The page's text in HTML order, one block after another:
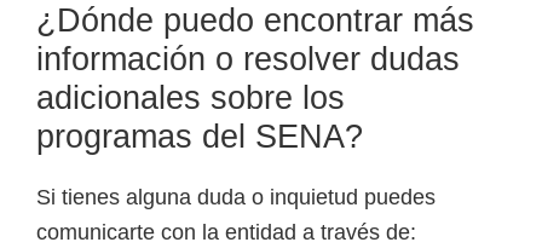
¿Dónde puedo encontrar más
información o resolver dudas
adicionales sobre los
programas del SENA?
Si tienes alguna duda o inquietud puedes
comunicarte con la entidad a través de: